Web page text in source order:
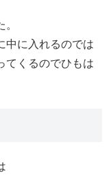
中に入れるのでは
てくるのでひもは